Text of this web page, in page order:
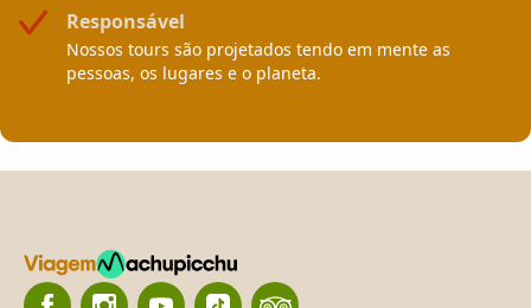
Responsável
Nossos tours são projetados tendo em mente as
pessoas, os lugares e o planeta.